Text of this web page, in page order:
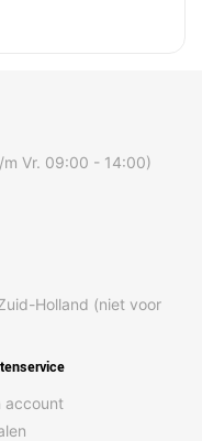
Vr. 09:00 - 14:00)
Holland (niet voor
account